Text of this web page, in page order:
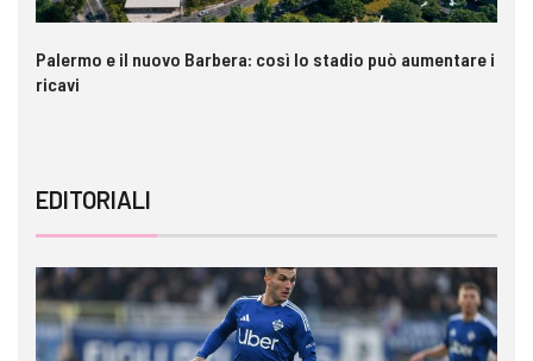
Palermo e il nuovo Barbera: così lo stadio può aumentare i
ricavi
EDITORIALI